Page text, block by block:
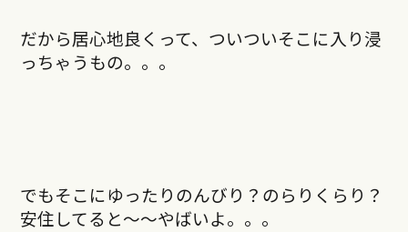
だから居心地良くって、ついついそこに入り浸
っちゃうもの。。。
でもそこにゆったりのんびり？のらりくらり？
安住してると〜〜やばいよ。。。